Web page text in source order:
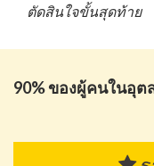
ตัดสินใจขั้นสุดท้าย
90% ของผู้คนในอุ